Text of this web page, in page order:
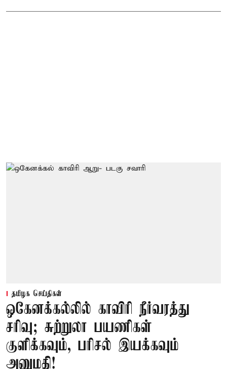
தமிழக செய்திகள்
ஒகேனக்கல்லில் காவிரி நீர்வரத்து
சரிவு; சுற்றுலா பயணிகள்
குளிக்கவும், பரிசல் இயக்கவும்
அனுமதி!